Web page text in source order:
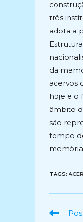
três
adota a
da
acervos
hoje e o
âmbito
são
tempo
TAGS:
Ler